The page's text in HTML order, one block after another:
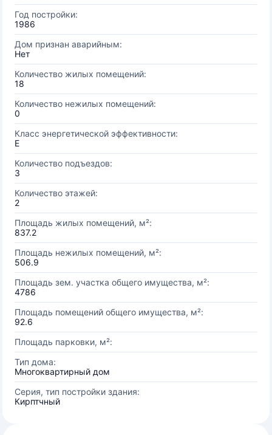
Год постройки:
1986
Дом признан аварийным:
Нет
Количество жилых помещений:
18
Количество нежилых помещений:
0
Класс энергетической эффективности:
E
Количество подъездов:
3
Количество этажей:
2
Площадь жилых помещений, м²:
837.2
Площадь нежилых помещений, м²:
506.9
Площадь зем. участка общего имущества, м²:
4786
Площадь помещений общего имущества, м²:
92.6
Площадь парковки, м²:
Тип дома:
Многоквартирный дом
Серия, тип постройки здания:
Кирптчный